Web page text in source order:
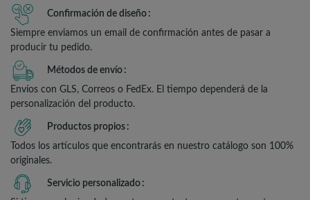
Confirmación de diseño
Siempre enviamos un email de confirmación antes de pasar a
producir tu pedido.
Métodos de envío
Envíos con GLS, Correos o FedEx. El tiempo dependerá de la
personalización del producto.
Productos propios
Todos los artículos que encontrarás en nuestro catálogo son 100%
originales.
Servicio personalizado